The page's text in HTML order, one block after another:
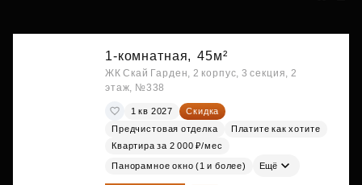
1-комнатная, 45м²
ЖК Скай Гарден, 2 корпус, 3 секция, 2
этаж, №338
1 кв 2027
Скидка
Предчистовая отделка
Платите как хотите
Квартира за 2 000 ₽/мес
Панорамное окно (1 и более) Ещё